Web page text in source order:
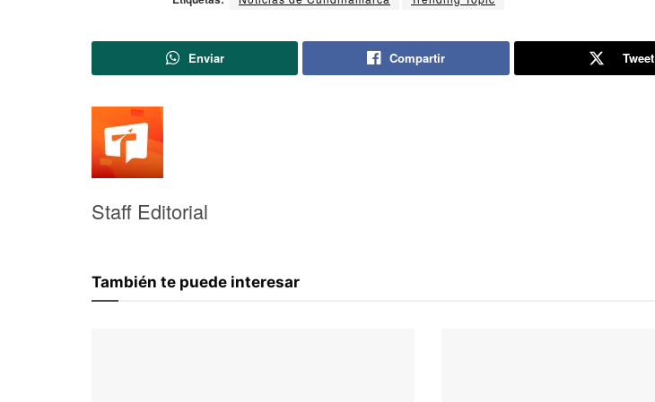
Enviar Compartir Tweet
Staff Editorial
También te puede interesar